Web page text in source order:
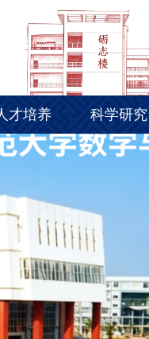
才培养 科学研究